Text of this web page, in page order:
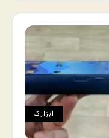
ابزارک